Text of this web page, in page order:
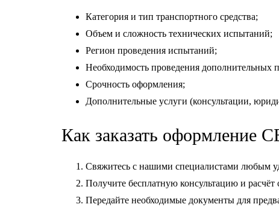
Категория и тип транспортного средства;
Объем и сложность технических испытаний;
Регион проведения испытаний;
Необходимость проведения дополнительных
Срочность оформления;
Дополнительные услуги (консультации,
Как заказать оформление
Свяжитесь с нашими специалистами любым
Получите бесплатную консультацию и расчёт
Передайте необходимые документы для